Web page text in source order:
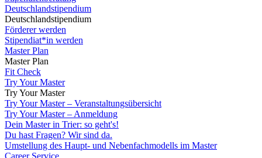
Deutschlandstipendium
Deutschlandstipendium
Förderer werden
Stipendiat*in werden
Master Plan
Master Plan
Fit Check
Try Your Master
Try Your Master
Try Your Master – Veranstaltungsübersicht
Try Your Master – Anmeldung
Dein Master in Trier: so geht's!
Du hast Fragen? Wir sind da.
Umstellung des Haupt- und Nebenfachmodells im Master
Career Service